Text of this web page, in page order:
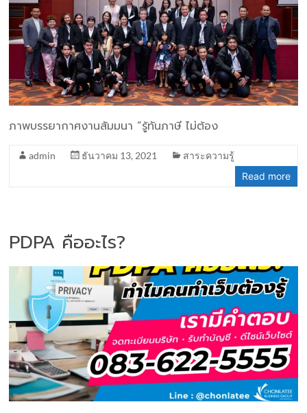
ภาพบรรยากาศงานสัมมนา “รู้ทันภาษี ไม่ต้อง
admin ธันวาคม 13, 2021
สาระความรู้
Read more
PDPA คืออะไร?